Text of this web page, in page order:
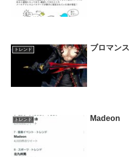
トレンド ブロマンス
トレンド Madeon